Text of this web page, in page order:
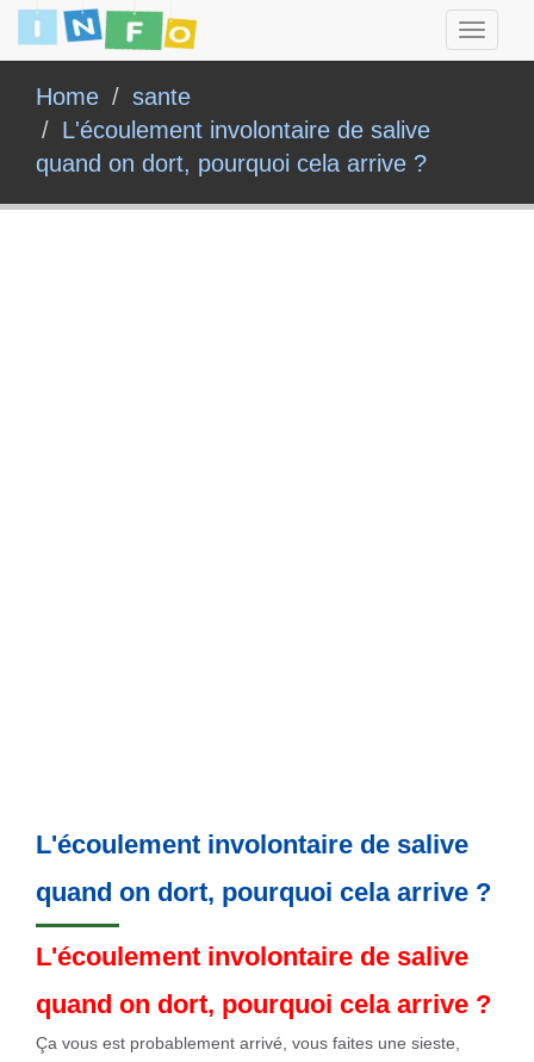
Toggle
Home
sante
L'écoulement involontaire de salive
quand on dort, pourquoi cela arrive ?
L'écoulement involontaire de salive
quand on dort, pourquoi cela arrive ?
L'écoulement involontaire de salive
quand on dort, pourquoi cela arrive ?
Ça vous est probablement arrivé, vous faites une sieste,